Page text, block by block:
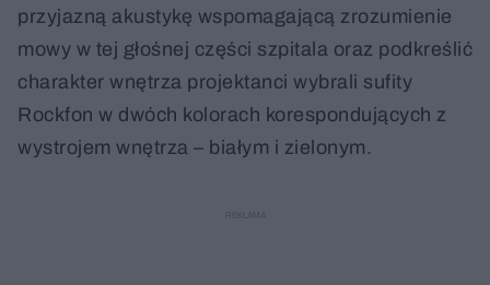
przyjazną akustykę wspomagającą zrozumienie
mowy w tej głośnej części szpitala oraz podkreślić
charakter wnętrza projektanci wybrali sufity
Rockfon w dwóch kolorach korespondujących z
wystrojem wnętrza – białym i zielonym.